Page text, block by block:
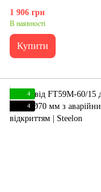
1 906 грн
В наявності
Купити
4
4